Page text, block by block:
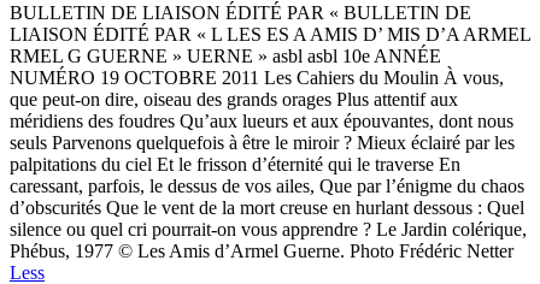
BULLETIN DE LIAISON ÉDITÉ PAR « BULLETIN DE
LIAISON ÉDITÉ PAR « L LES ES A AMIS D’ MIS D’A ARMEL
RMEL G GUERNE » UERNE » asbl asbl 10e ANNÉE
NUMÉRO 19 OCTOBRE 2011 Les Cahiers du Moulin À vous,
que peut-on dire, oiseau des grands orages Plus attentif aux
méridiens des foudres Qu’aux lueurs et aux épouvantes, dont nous
seuls Parvenons quelquefois à être le miroir ? Mieux éclairé par les
palpitations du ciel Et le frisson d’éternité qui le traverse En
caressant, parfois, le dessus de vos ailes, Que par l’énigme du chaos
d’obscurités Que le vent de la mort creuse en hurlant dessous : Quel
silence ou quel cri pourrait-on vous apprendre ? Le Jardin colérique,
Phébus, 1977 © Les Amis d’Armel Guerne. Photo Frédéric Netter
Less